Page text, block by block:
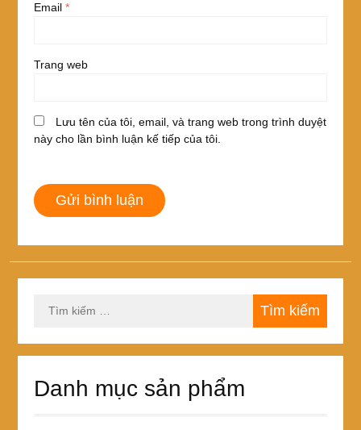
Email *
Trang web
Lưu tên của tôi, email, và trang web trong trình duyệt
này cho lần bình luận kế tiếp của tôi.
kiếm
Danh mục sản phẩm